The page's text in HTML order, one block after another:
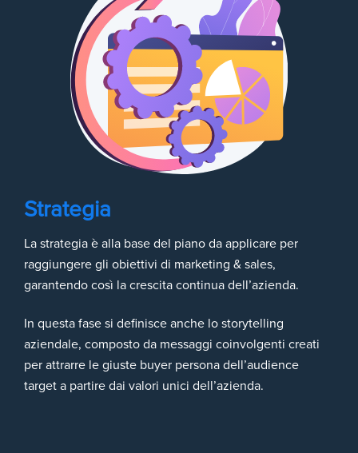
Strategia
La strategia è alla base del piano da applicare per
raggiungere gli obiettivi di marketing & sales,
garantendo così la crescita continua dell’azienda.
In questa fase si definisce anche lo storytelling
aziendale, composto da messaggi coinvolgenti creati
per attrarre le giuste buyer persona dell’audience
target a partire dai valori unici dell’azienda.